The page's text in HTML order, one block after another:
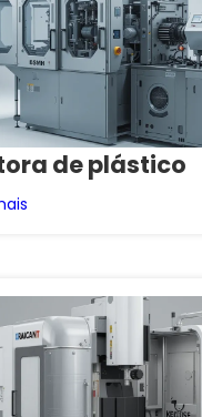
de plástico